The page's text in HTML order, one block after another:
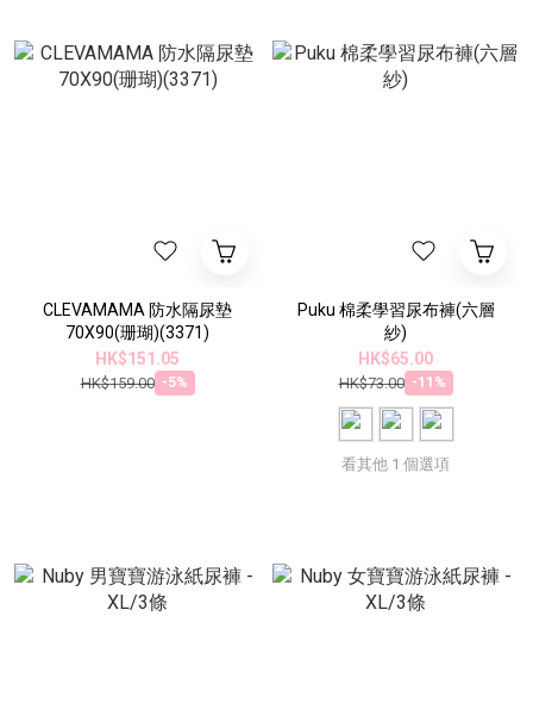
CLEVAMAMA 防水隔尿墊
70X90(珊瑚)(3371)
HK$151.05
HK$159.00 -5%
Puku 棉柔學習尿布褲(六層
紗)
HK$65.00
HK$73.00 -11%
看其他 1 個選項